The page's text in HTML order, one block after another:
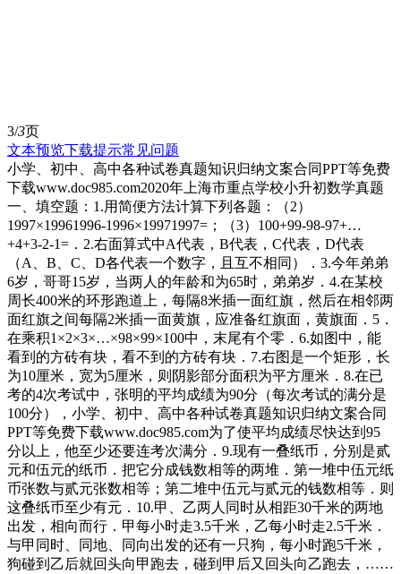
3/3页
文本预览下载提示常见问题
小学、初中、高中各种试卷真题知识归纳文案合同PPT等免费
下载www.doc985.com2020年上海市重点学校小升初数学真题
一、填空题：1.用简便方法计算下列各题：（2）
1997×19961996-1996×19971997=；（3）100+99-98-97+…
+4+3-2-1=．2.右面算式中A代表，B代表，C代表，D代表
（A、B、C、D各代表一个数字，且互不相同）．3.今年弟弟
6岁，哥哥15岁，当两人的年龄和为65时，弟弟岁．4.在某校
周长400米的环形跑道上，每隔8米插一面红旗，然后在相邻两
面红旗之间每隔2米插一面黄旗，应准备红旗面，黄旗面．5．
在乘积1×2×3×…×98×99×100中，末尾有个零．6.如图中，能
看到的方砖有块，看不到的方砖有块．7.右图是一个矩形，长
为10厘米，宽为5厘米，则阴影部分面积为平方厘米．8.在已
考的4次考试中，张明的平均成绩为90分（每次考试的满分是
100分），小学、初中、高中各种试卷真题知识归纳文案合同
PPT等免费下载www.doc985.com为了使平均成绩尽快达到95
分以上，他至少还要连考次满分．9.现有一叠纸币，分别是贰
元和伍元的纸币．把它分成钱数相等的两堆．第一堆中伍元纸
币张数与贰元张数相等；第二堆中伍元与贰元的钱数相等．则
这叠纸币至少有元．10.甲、乙两人同时从相距30千米的两地
出发，相向而行．甲每小时走3.5千米，乙每小时走2.5千米．
与甲同时、同地、同向出发的还有一只狗，每小时跑5千米，
狗碰到乙后就回头向甲跑去，碰到甲后又回头向乙跑去，……